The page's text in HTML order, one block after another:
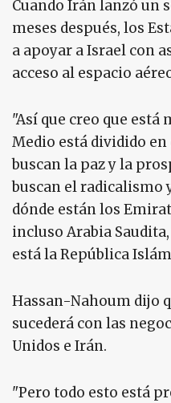
Cuando Irán lanzó un
meses después, los
a apoyar a Israel con
acceso al espacio
"Así que creo que está
Medio está dividido en
buscan la paz y la
buscan el radicalismo
dónde están los
incluso Arabia
está la República
Hassan-Nahoum dijo
sucederá con las
Unidos e Irán.
"Pero todo esto está